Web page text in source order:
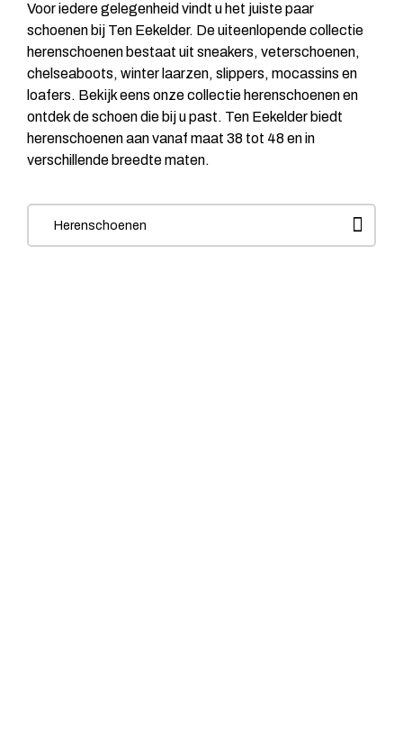
Voor iedere gelegenheid vindt u het juiste paar
schoenen bij Ten Eekelder. De uiteenlopende collectie
herenschoenen bestaat uit sneakers, veterschoenen,
chelseaboots, winter laarzen, slippers, mocassins en
loafers. Bekijk eens onze collectie herenschoenen en
ontdek de schoen die bij u past. Ten Eekelder biedt
herenschoenen aan vanaf maat 38 tot 48 en in
verschillende breedte maten.